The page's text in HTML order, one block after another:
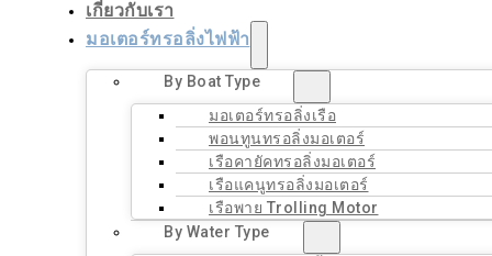
เกี่ยวกับเรา
มอเตอร์ทรอลิ่งไฟฟ้า
By Boat Type
มอเตอร์ทรอลิ่งเรือ
พอนทูนทรอลิ่งมอเตอร์
เรือคายัคทรอลิ่งมอเตอร์
เรือแคนูทรอลิ่งมอเตอร์
เรือพาย Trolling Motor
By Water Type